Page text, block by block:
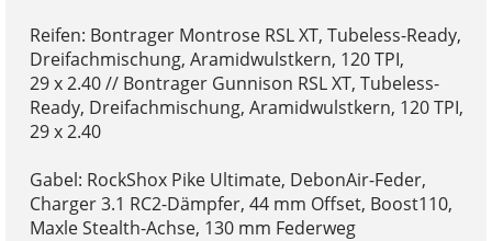
Reifen: Bontrager Montrose RSL XT, Tubeless-Ready,
Dreifachmischung, Aramidwulstkern, 120 TPI,
29 x 2.40 // Bontrager Gunnison RSL XT, Tubeless-
Ready, Dreifachmischung, Aramidwulstkern, 120 TPI,
29 x 2.40
Gabel: RockShox Pike Ultimate, DebonAir-Feder,
Charger 3.1 RC2-Dämpfer, 44 mm Offset, Boost110,
Maxle Stealth-Achse, 130 mm Federweg